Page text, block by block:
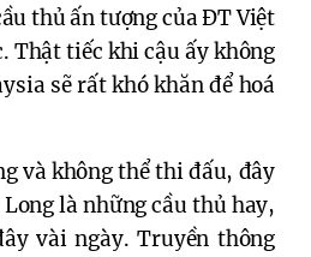
thủ ấn tượng của ĐT Việt
Thật tiếc khi cậu ấy không
sẽ rất khó khăn để hoá
và không thể thi đấu, đây
là những cầu thủ hay,
vài ngày. Truyền thông